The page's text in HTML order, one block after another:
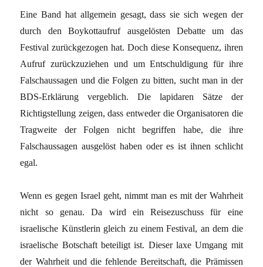
Eine Band hat allgemein gesagt, dass sie sich wegen der
durch den Boykottaufruf ausgelösten Debatte um das
Festival zurückgezogen hat. Doch diese Konsequenz, ihren
Aufruf zurückzuziehen und um Entschuldigung für ihre
Falschaussagen und die Folgen zu bitten, sucht man in der
BDS-Erklärung vergeblich. Die lapidaren Sätze der
Richtigstellung zeigen, dass entweder die Organisatoren die
Tragweite der Folgen nicht begriffen habe, die ihre
Falschaussagen ausgelöst haben oder es ist ihnen schlicht
egal.
Wenn es gegen Israel geht, nimmt man es mit der Wahrheit
nicht so genau. Da wird ein Reisezuschuss für eine
israelische Künstlerin gleich zu einem Festival, an dem die
israelische Botschaft beteiligt ist. Dieser laxe Umgang mit
der Wahrheit und die fehlende Bereitschaft, die Prämissen